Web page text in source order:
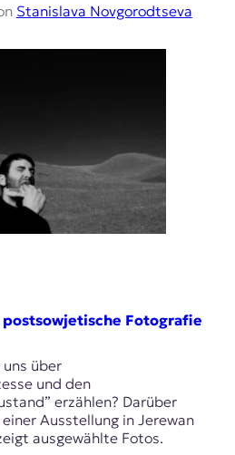
Stanislava Novgorodtseva
Fotografie
über
und den
erzählen? Darüber
Ausstellung in Jerewan
ausgewählte Fotos.